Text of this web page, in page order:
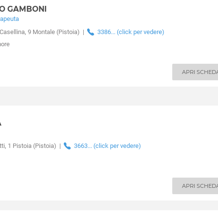
APRI
GAMBONI
9 Montale (Pistoia) |
3386... (click per vedere)
APRI
1 Pistoia (Pistoia) | 3663... (click per vedere)